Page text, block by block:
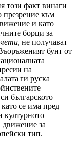
този факт винаги
презрение към
и като
борци за
чети, не получават
бунт от
на
ги руска
българското
се има пред
културното
движение за
тип.